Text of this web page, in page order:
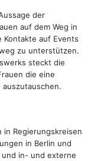
der
auf dem Weg in
auf Events
zu unterstützen.
steckt die
die eine
in Regierungskreisen
in Berlin und
in- und externe